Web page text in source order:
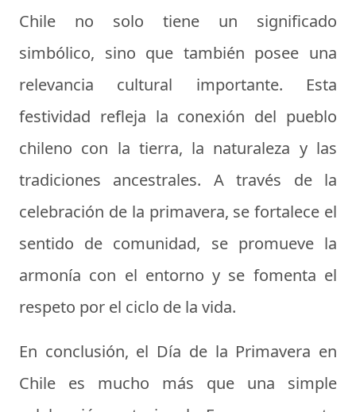
Chile no solo tiene un significado
simbólico, sino que también posee una
relevancia cultural importante. Esta
festividad refleja la conexión del pueblo
chileno con la tierra, la naturaleza y las
tradiciones ancestrales. A través de la
celebración de la primavera, se fortalece el
sentido de comunidad, se promueve la
armonía con el entorno y se fomenta el
respeto por el ciclo de la vida.
En conclusión, el Día de la Primavera en
Chile es mucho más que una simple